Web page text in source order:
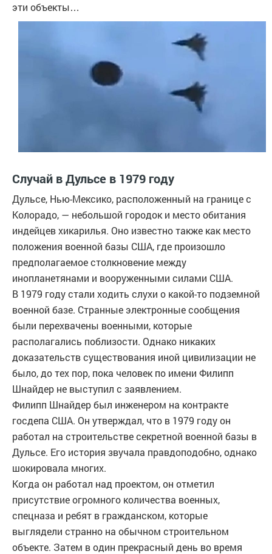
эти объекты…
Случай в Дульсе в 1979 году
Дульсе, Нью-Мексико, расположенный на границе с
Колорадо, — небольшой городок и место обитания
индейцев хикарилья. Оно известно также как место
положения военной базы США, где произошло
предполагаемое столкновение между
инопланетянами и вооруженными силами США.
В 1979 году стали ходить слухи о какой-то подземной
военной базе. Странные электронные сообщения
были перехвачены военными, которые
располагались поблизости. Однако никаких
доказательств существования иной цивилизации не
было, до тех пор, пока человек по имени Филипп
Шнайдер не выступил с заявлением.
Филипп Шнайдер был инженером на контракте
госдепа США. Он утверждал, что в 1979 году он
работал на строительстве секретной военной базы в
Дульсе. Его история звучала правдоподобно, однако
шокировала многих.
Когда он работал над проектом, он отметил
присутствие огромного количества военных,
спецназа и ребят в гражданском, которые
выглядели странно на обычном строительном
объекте. Затем в один прекрасный день во время